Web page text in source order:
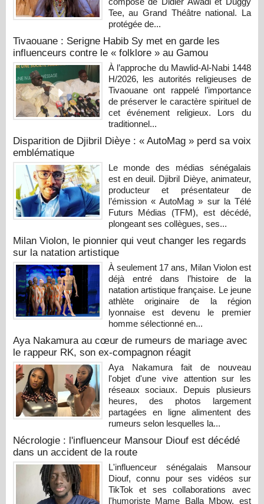
Tee, au Grand Théâtre national. La
protégée de...
Tivaouane : Serigne Habib Sy met en garde les
influenceurs contre le « folklore » au Gamou
À l’approche du Mawlid-Al-Nabi 1448
H/2026, les autorités religieuses de
Tivaouane ont rappelé l’importance
de préserver le caractère spirituel de
cet événement religieux. Lors du
traditionnel...
Disparition de Djibril Dièye : « AutoMag » perd sa voix
emblématique
Le monde des médias sénégalais
est en deuil. Djibril Dièye, animateur,
producteur et présentateur de
l’émission « AutoMag » sur la Télé
Futurs Médias (TFM), est décédé,
plongeant ses collègues, ses...
Milan Violon, le pionnier qui veut changer les regards
sur la natation artistique
À seulement 17 ans, Milan Violon est
déjà entré dans l’histoire de la
natation artistique française. Le jeune
athlète originaire de la région
lyonnaise est devenu le premier
homme sélectionné en...
Aya Nakamura au cœur de rumeurs de mariage avec
le rappeur RK, son ex-compagnon réagit
Aya Nakamura fait de nouveau
l'objet d'une vive attention sur les
réseaux sociaux. Depuis plusieurs
heures, des photos largement
partagées en ligne alimentent des
rumeurs selon lesquelles la...
Nécrologie : l'influenceur Mansour Diouf est décédé
dans un accident de la route
L'influenceur sénégalais Mansour
Diouf, connu pour ses vidéos sur
TikTok et ses collaborations avec
l'humoriste Mame Balla Mbow, est